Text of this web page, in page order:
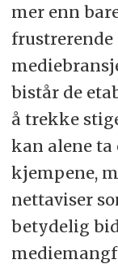
mer enn
frustrerende
bistår de
å trekke
kan alene ta
kjempene,
nettaviser
betydelig